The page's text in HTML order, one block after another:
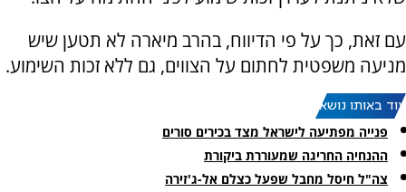
עם זאת, כך על פי הדיווח, בהרב מיארה לא תטען שיש
מניעה משפטית לחתום על הצווים, גם ללא זכות השימוע.
עוד באותו נושא:
פנייה מפתיעה לישראל מצד בכירים סורים
ההנחיה החריגה שמעוררת ביקורת
צה"ל חיסל מחבל שפעל כצלם אל-ג'זירה